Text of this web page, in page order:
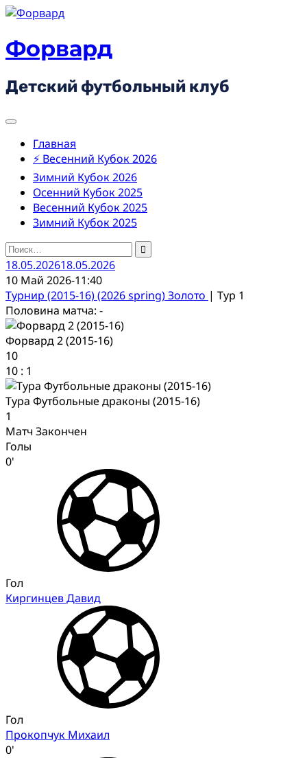
Skip
content
Форвард
Детский футбольный клуб
Главная
⚡ Весенний Кубок 2026
Зимний Кубок 2026
Осенний Кубок 2025
Весенний Кубок 2025
Зимний Кубок 2025
Найти:
18.05.202618.05.2026
10 Май 2026-11:40
Турнир (2015-16) (2026 spring) Золото | Тур 1
Половина матча: -
Форвард 2 (2015-16)
10
10 : 1
Тура Футбольные драконы (2015-16)
1
Матч Закончен
Голы
0'
Гол
Киргинцев Давид
Гол
Прокопчук Михаил
0'